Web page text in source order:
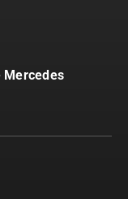
Mercedes